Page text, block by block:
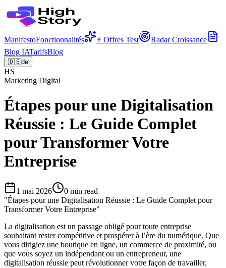
ManifestoFonctionnalités ⚡ Offres Test
Radar Croissance
Blog IATarifsBlog
🇩🇪de
HS
Marketing Digital
Étapes pour une Digitalisation
Réussie : Le Guide Complet
pour Transformer Votre
Entreprise
1 mai 2026 0 min read
"Étapes pour une Digitalisation Réussie : Le Guide Complet pour
Transformer Votre Entreprise"
La digitalisation est un passage obligé pour toute entreprise
souhaitant rester compétitive et prospérer à l’ère du numérique. Que
vous dirigiez une boutique en ligne, un commerce de proximité, ou
que vous soyez un indépendant ou un entrepreneur, une
digitalisation réussie peut révolutionner votre façon de travailler,